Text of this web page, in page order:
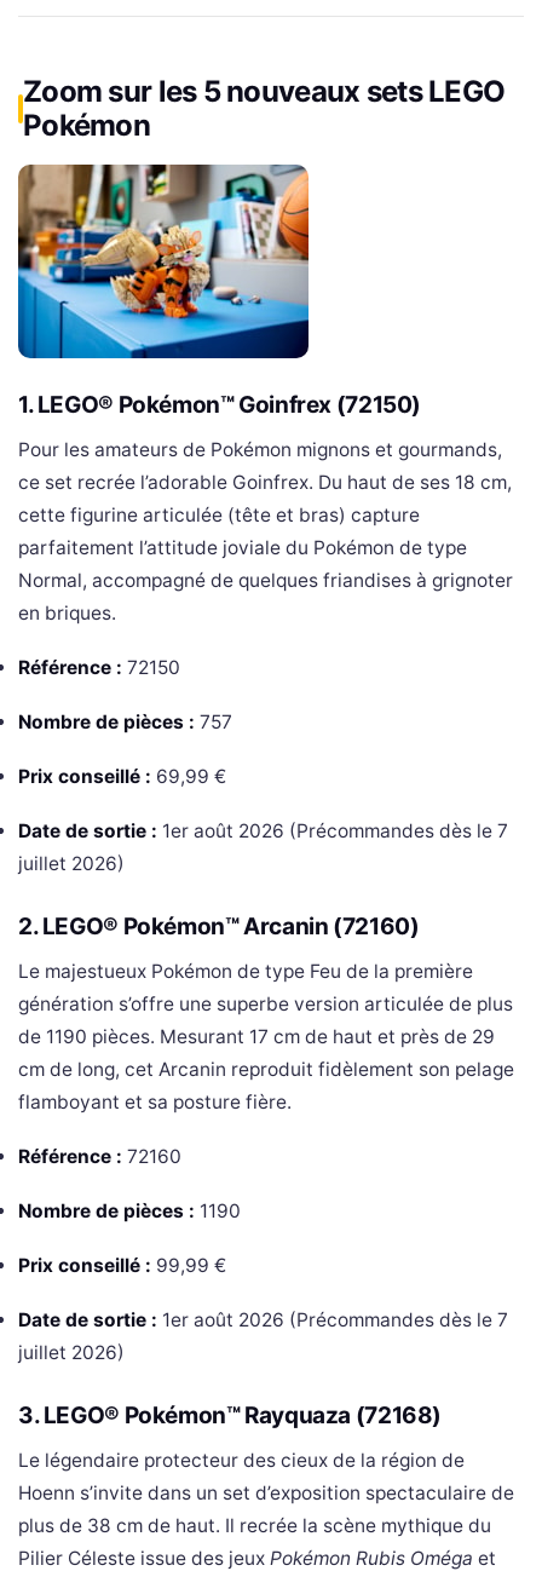
Zoom sur les 5 nouveaux sets LEGO
Pokémon
1. LEGO® Pokémon™ Goinfrex (72150)
Pour les amateurs de Pokémon mignons et gourmands,
ce set recrée l’adorable Goinfrex. Du haut de ses 18 cm,
cette figurine articulée (tête et bras) capture
parfaitement l’attitude joviale du Pokémon de type
Normal, accompagné de quelques friandises à grignoter
en briques.
Référence : 72150
Nombre de pièces : 757
Prix conseillé : 69,99 €
Date de sortie : 1er août 2026 (Précommandes dès le 7
juillet 2026)
2. LEGO® Pokémon™ Arcanin (72160)
Le majestueux Pokémon de type Feu de la première
génération s’offre une superbe version articulée de plus
de 1190 pièces. Mesurant 17 cm de haut et près de 29
cm de long, cet Arcanin reproduit fidèlement son pelage
flamboyant et sa posture fière.
Référence : 72160
Nombre de pièces : 1190
Prix conseillé : 99,99 €
Date de sortie : 1er août 2026 (Précommandes dès le 7
juillet 2026)
3. LEGO® Pokémon™ Rayquaza (72168)
Le légendaire protecteur des cieux de la région de
Hoenn s’invite dans un set d’exposition spectaculaire de
plus de 38 cm de haut. Il recrée la scène mythique du
Pilier Céleste issue des jeux Pokémon Rubis Oméga et